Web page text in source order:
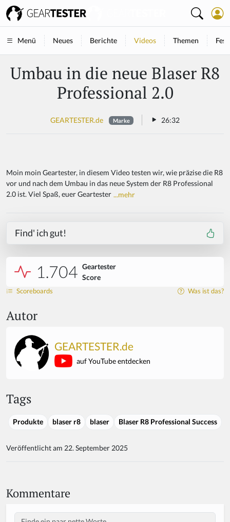
Menü Neues Berichte Videos Themen
Umbau in die neue Blaser R8
Professional 2.0
GEARTESTER.de Marke 26:32
Moin moin Geartester, in diesem Video testen wir, wie präzise die R8
vor und nach dem Umbau in das neue System der R8 Professional
2.0 ist. Viel Spaß, euer Geartester ...mehr
Find' ich gut!
1.704 Geartester
Score
Scoreboards Was ist das?
Autor
GEARTESTER.de
auf YouTube entdecken
Tags
Produkte blaser r8 blaser Blaser R8 Professional Success
Veröffentlicht am 22. September 2025
Kommentare
Body